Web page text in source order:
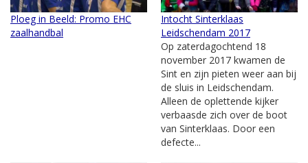
Ploeg in Beeld: Promo EHC
zaalhandbal
Intocht Sinterklaas
Leidschendam 2017
Op zaterdagochtend 18
november 2017 kwamen de
Sint en zijn pieten weer aan bij
de sluis in Leidschendam.
Alleen de oplettende kijker
verbaasde zich over de boot
van Sinterklaas. Door een
defecte...